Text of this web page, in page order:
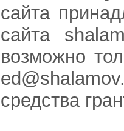
сайта
сайта
возможно
средства